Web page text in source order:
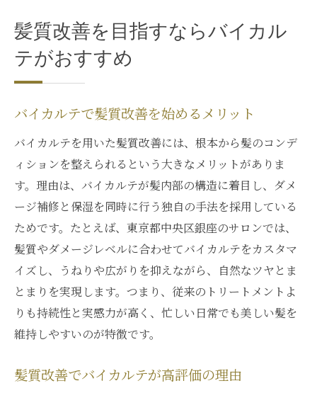
髪質改善を目指すならバイカル
テがおすすめ
バイカルテで髪質改善を始めるメリット
バイカルテを用いた髪質改善には、根本から髪のコンデ
ィションを整えられるという大きなメリットがありま
す。理由は、バイカルテが髪内部の構造に着目し、ダメ
ージ補修と保湿を同時に行う独自の手法を採用している
ためです。たとえば、東京都中央区銀座のサロンでは、
髪質やダメージレベルに合わせてバイカルテをカスタマ
イズし、うねりや広がりを抑えながら、自然なツヤとま
とまりを実現します。つまり、従来のトリートメントよ
りも持続性と実感力が高く、忙しい日常でも美しい髪を
維持しやすいのが特徴です。
髪質改善でバイカルテが高評価の理由